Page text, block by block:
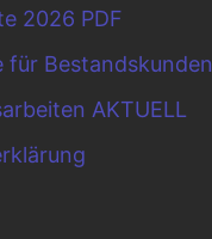
2026 PDF
für Bestandskunden
AKTUELL